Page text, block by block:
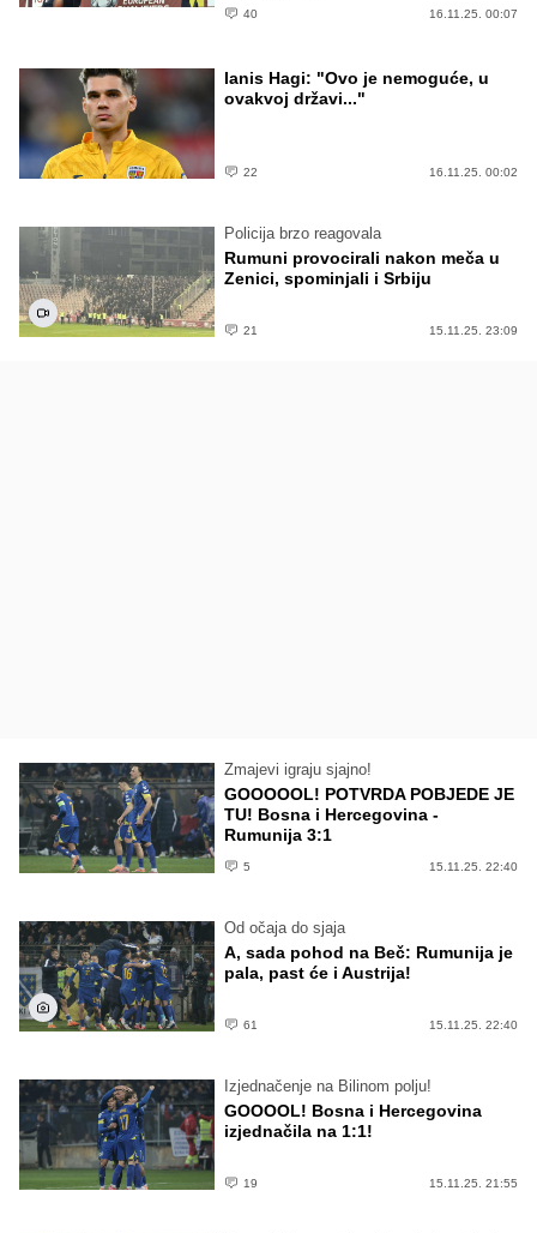
40 16.11.25. 00:07
Ianis Hagi: "Ovo je nemoguće, u
ovakvoj državi..."
22 16.11.25. 00:02
Policija brzo reagovala
Rumuni provocirali nakon meča u
Zenici, spominjali i Srbiju
21 15.11.25. 23:09
Zmajevi igraju sjajno!
GOOOOOL! POTVRDA POBJEDE JE
TU! Bosna i Hercegovina -
Rumunija 3:1
5 15.11.25. 22:40
Od očaja do sjaja
A, sada pohod na Beč: Rumunija je
pala, past će i Austrija!
61 15.11.25. 22:40
Izjednačenje na Bilinom polju!
GOOOOL! Bosna i Hercegovina
izjednačila na 1:1!
19 15.11.25. 21:55